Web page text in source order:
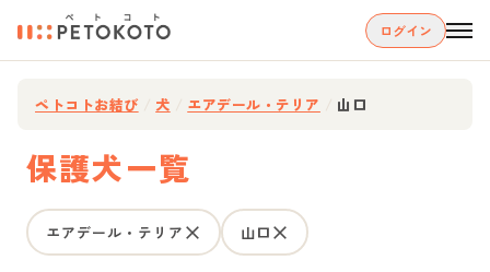
ログイン
ペトコトお結び 犬 エアデール・テリア 山口
保護犬一覧
エアデール・テリア 山口